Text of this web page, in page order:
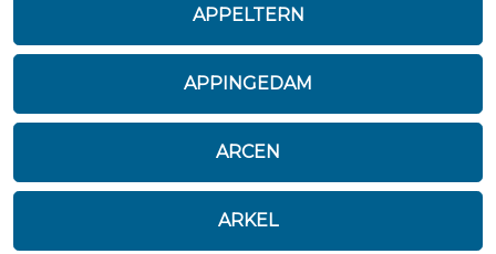
APPELTERN
APPINGEDAM
ARCEN
ARKEL